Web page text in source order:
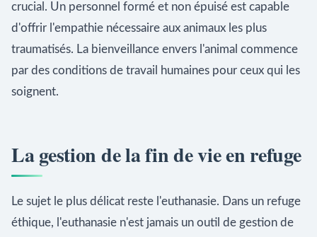
crucial. Un personnel formé et non épuisé est capable
d'offrir l'empathie nécessaire aux animaux les plus
traumatisés. La bienveillance envers l'animal commence
par des conditions de travail humaines pour ceux qui les
soignent.
La gestion de la fin de vie en refuge
Le sujet le plus délicat reste l'euthanasie. Dans un refuge
éthique, l'euthanasie n'est jamais un outil de gestion de